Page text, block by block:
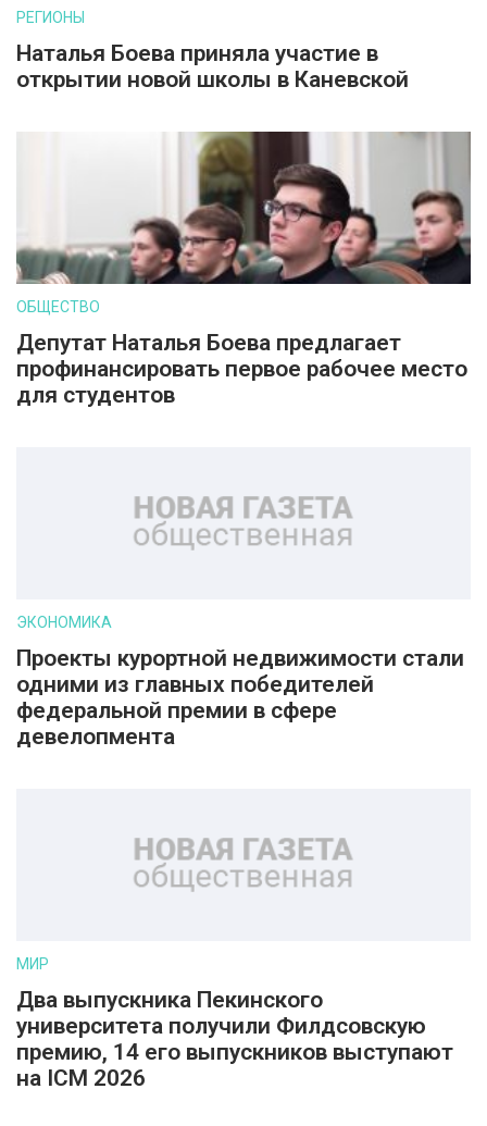
РЕГИОНЫ
Наталья Боева приняла участие в
открытии новой школы в Каневской
ОБЩЕСТВО
Депутат Наталья Боева предлагает
профинансировать первое рабочее место
для студентов
ЭКОНОМИКА
Проекты курортной недвижимости стали
одними из главных победителей
федеральной премии в сфере
девелопмента
МИР
Два выпускника Пекинского
университета получили Филдсовскую
премию, 14 его выпускников выступают
на ICM 2026